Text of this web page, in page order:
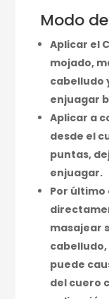
Modo
Aplicar el
mojado,
cabelludo
enjuagar
Aplicar a
desde el
puntas,
enjuagar.
Por
masajear
cabelludo,
puede
del cuero